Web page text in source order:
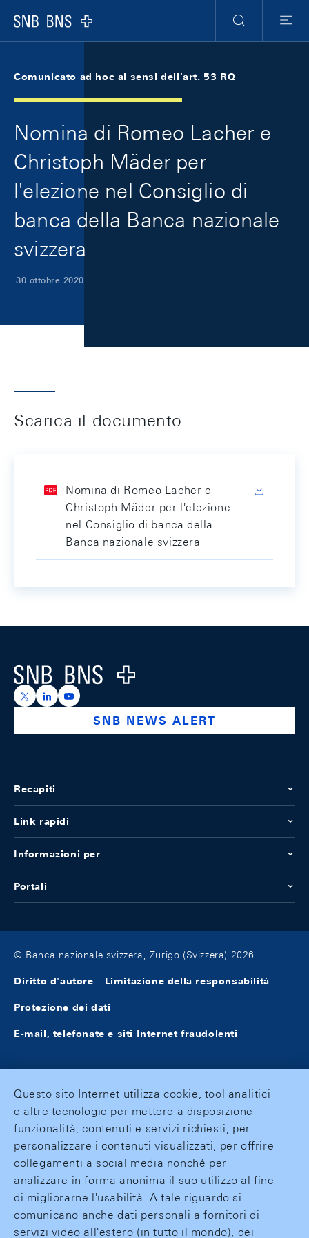
Logo
Ricerca
Menu
Comunicato ad hoc ai sensi dell'art. 53 RQ
Nomina di Romeo Lacher e
Christoph Mäder per
l'elezione nel Consiglio di
banca della Banca nazionale
svizzera
30 ottobre 2020
Scarica il documento
Nomina di Romeo Lacher e
Christoph Mäder per l'elezione
nel Consiglio di banca della
Banca nazionale svizzera
Logo
https://x.com/snb_bns
https://ch.linkedin.com/company/swiss-national-
https://www.youtube.com/@swissnationalbank
SNB NEWS ALERT
Recapiti
Link rapidi
Informazioni per
Portali
© Banca nazionale svizzera, Zurigo (Svizzera) 2026
Diritto d'autore Limitazione della responsabilità
Protezione dei dati
E-mail, telefonate e siti Internet fraudolenti
Questo sito Internet utilizza cookie, tool analitici
e altre tecnologie per mettere a disposizione
funzionalità, contenuti e servizi richiesti, per
personalizzare i contenuti visualizzati, per offrire
collegamenti a social media nonché per
analizzare in forma anonima il suo utilizzo al fine
di migliorarne l'usabilità. A tale riguardo si
comunicano anche dati personali a fornitori di
servizi video all'estero (in tutto il mondo), dei